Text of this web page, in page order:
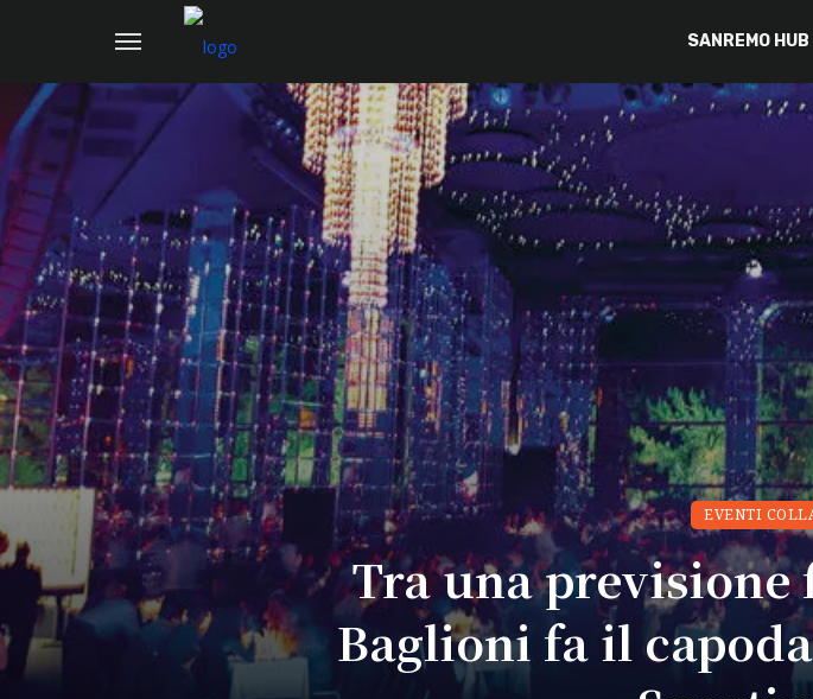
SANREMO HUB
EVENTI
Tra una previsione
Baglioni fa il